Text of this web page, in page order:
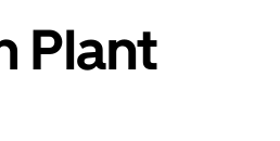
Plant